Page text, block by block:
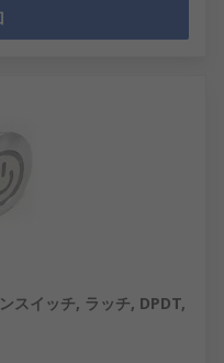
イッチ, ラッチ, DPDT,